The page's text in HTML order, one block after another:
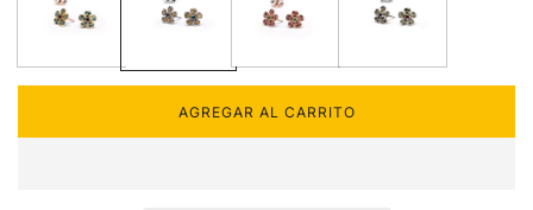
AGREGAR AL CARRITO
C
A